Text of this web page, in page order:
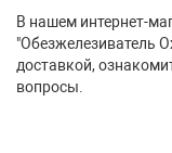
В нашем интернет-
"Обезжелезиватель
доставкой,
вопросы.